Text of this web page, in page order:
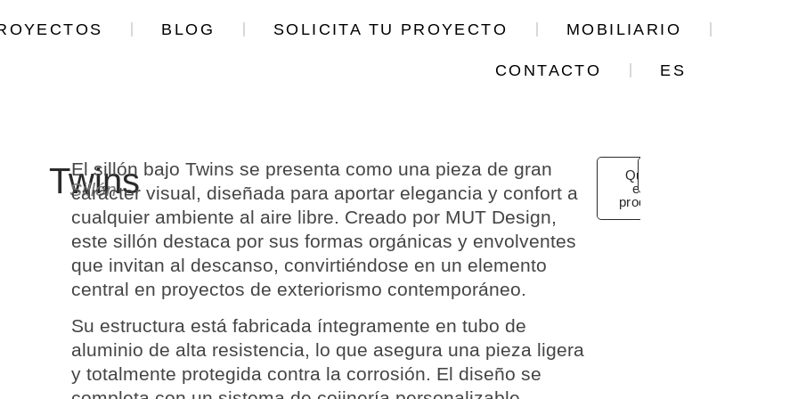
BLOG SOLICITA TU PROYECTO MOBILIARIO
CONTACTO ES
Twins
Sillón
El sillón bajo Twins se presenta como una pieza de gran
carácter visual, diseñada para aportar elegancia y confort a
cualquier ambiente al aire libre. Creado por MUT Design,
este sillón destaca por sus formas orgánicas y envolventes
que invitan al descanso, convirtiéndose en un elemento
central en proyectos de exteriorismo contemporáneo.
Su estructura está fabricada íntegramente en tubo de
aluminio de alta resistencia, lo que asegura una pieza ligera
y totalmente protegida contra la corrosión. El diseño se
Quiero
este
producto